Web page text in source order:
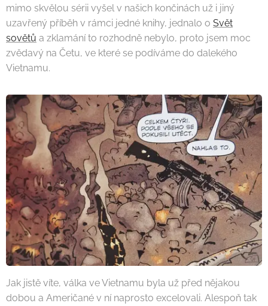
mimo skvělou sérii vyšel v našich končinách už i jiný
uzavřený příběh v rámci jedné knihy, jednalo o Svět
sovětů a zklamání to rozhodně nebylo, proto jsem moc
zvědavý na Četu, ve které se podíváme do dalekého
Vietnamu.
Jak jistě víte, válka ve Vietnamu byla už před nějakou
dobou a Američané v ní naprosto excelovali. Alespoň tak